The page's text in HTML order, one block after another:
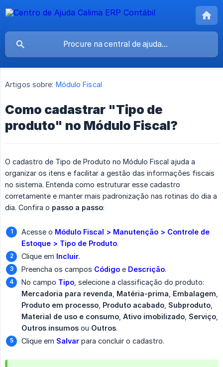
Artigos sobre: Módulo Fiscal
Como cadastrar "Tipo de
produto" no Módulo Fiscal?
O cadastro de Tipo de Produto no Módulo Fiscal ajuda a
organizar os itens e facilitar a gestão das informações fiscais
no sistema. Entenda como estruturar esse cadastro
corretamente e manter mais padronização nas rotinas do dia a
dia. Confira o passo a passo:
Acesse o Módulo Fiscal > Manutenção > Controle de
Estoque > Tipo de Produto.
Clique em Incluir.
Preencha os campos Código e Descrição.
No campo Tipo , selecione a classificação do produto:
Mercadoria para revenda Matéria-prima Embalagem
Produto em processo Produto acabado Subproduto
Material de uso e consumo Ativo imobilizado Serviço
Outros insumos ou Outros.
Clique em Salvar para concluir o cadastro.